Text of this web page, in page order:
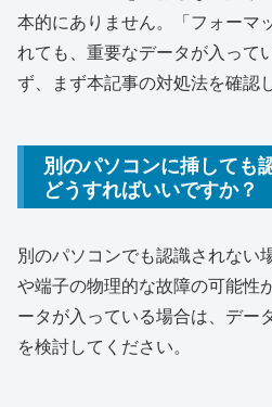
本的にありません。「フォーマ
れても、重要なデータが入って
ず、まず本記事の対処法を確認
別のパソコンに挿しても
どうすればいいですか？
別のパソコンでも認識されない
や端子の物理的な故障の可能性
ータが入っている場合は、デー
を検討してください。